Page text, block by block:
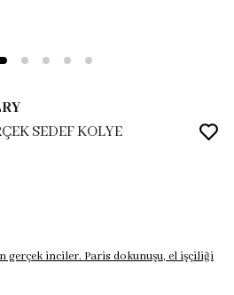
SEDEF KOLYE
gerçek inciler. Paris dokunuşu, el işçiliği